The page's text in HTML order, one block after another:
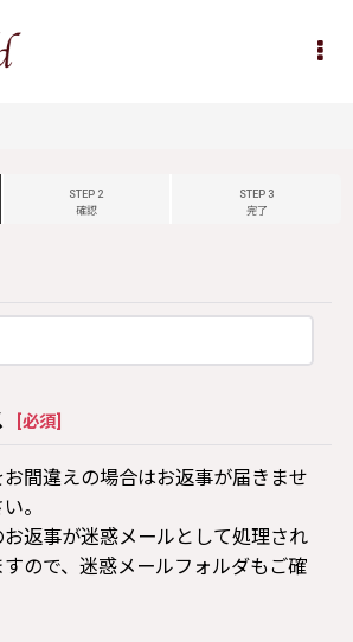
STEP 2
確認
STEP 3
完了
必須
間違えの場合はお返事が届きませ
。
お返事が迷惑メールとして処理され
ので、迷惑メールフォルダもご確